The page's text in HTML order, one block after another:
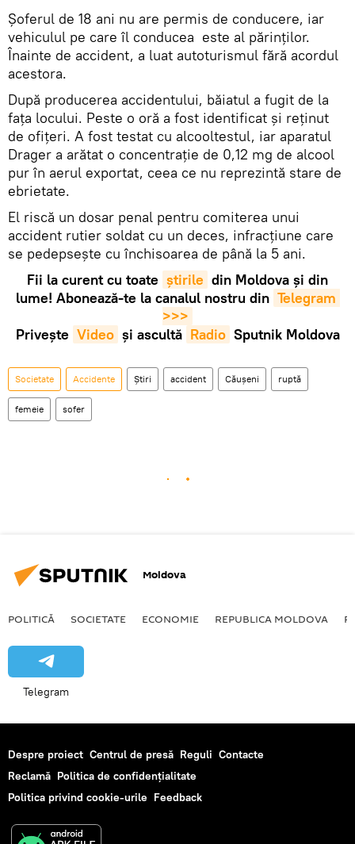
Șoferul de 18 ani nu are permis de conducere, iar
vehiculul pe care îl conducea este al părinților.
Înainte de accident, a luat autoturismul fără acordul
acestora.
După producerea accidentului, băiatul a fugit de la
fața locului. Peste o oră a fost identificat şi reținut
de ofițeri. A fost testat cu alcooltestul, iar aparatul
Drager a arătat o concentrație de 0,12 mg de alcool
pur în aerul exportat, ceea ce nu reprezintă stare de
ebrietate.
El riscă un dosar penal pentru comiterea unui
accident rutier soldat cu un deces, infracțiune care
se pedepsește cu închisoarea de până la 5 ani.
Fii la curent cu toate știrile din Moldova și din
lume! Abonează-te la canalul nostru din Telegram
>>>
Privește Video și ascultă Radio Sputnik Moldova
Societate Accidente Știri accident Căușeni ruptă
femeie sofer
Moldova
POLITICĂ SOCIETATE ECONOMIE REPUBLICA MOLDOVA
Telegram
Despre proiect Centrul de presă Reguli Contacte
Reclamă Politica de confidențialitate
Politica privind cookie-urile Feedback